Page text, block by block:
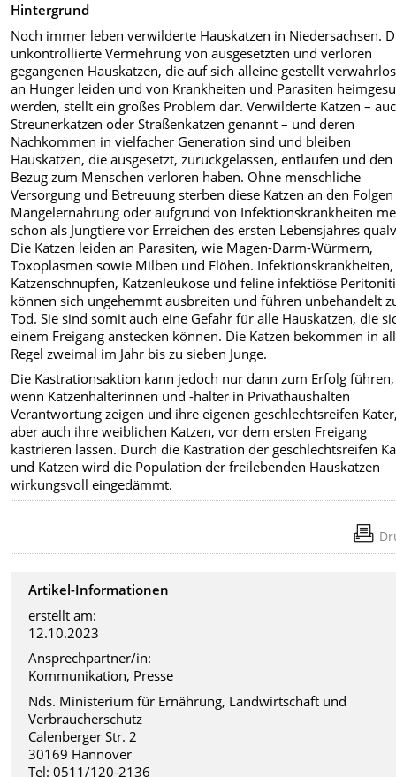
Hintergrund
Noch immer leben verwilderte Hauskatzen in Niedersachsen.
unkontrollierte Vermehrung von ausgesetzten und verloren
gegangenen Hauskatzen, die auf sich alleine gestellt
an Hunger leiden und von Krankheiten und Parasiten
werden, stellt ein großes Problem dar. Verwilderte Katzen –
Streunerkatzen oder Straßenkatzen genannt – und deren
Nachkommen in vielfacher Generation sind und bleiben
Hauskatzen, die ausgesetzt, zurückgelassen, entlaufen und den
Bezug zum Menschen verloren haben. Ohne menschliche
Versorgung und Betreuung sterben diese Katzen an den
Mangelernährung oder aufgrund von Infektionskrankheiten
schon als Jungtiere vor Erreichen des ersten Lebensjahres
Die Katzen leiden an Parasiten, wie Magen-Darm-Würmern,
Toxoplasmen sowie Milben und Flöhen.
Katzenschnupfen, Katzenleukose und feline infektiöse
können sich ungehemmt ausbreiten und führen unbehandelt
Tod. Sie sind somit auch eine Gefahr für alle Hauskatzen, die
einem Freigang anstecken können. Die Katzen bekommen in
Regel zweimal im Jahr bis zu sieben Junge.
Die Kastrationsaktion kann jedoch nur dann zum Erfolg führen,
wenn Katzenhalterinnen und -halter in Privathaushalten
Verantwortung zeigen und ihre eigenen geschlechtsreifen
aber auch ihre weiblichen Katzen, vor dem ersten Freigang
kastrieren lassen. Durch die Kastration der geschlechtsreifen
und Katzen wird die Population der freilebenden Hauskatzen
wirkungsvoll eingedämmt.
Artikel-Informationen
erstellt am:
12.10.2023
Ansprechpartner/in:
Kommunikation, Presse
Nds. Ministerium für Ernährung, Landwirtschaft und
Verbraucherschutz
Calenberger Str. 2
30169 Hannover
Tel: 0511/120-2136